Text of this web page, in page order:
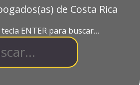
de Costa Rica
ENTER para buscar…